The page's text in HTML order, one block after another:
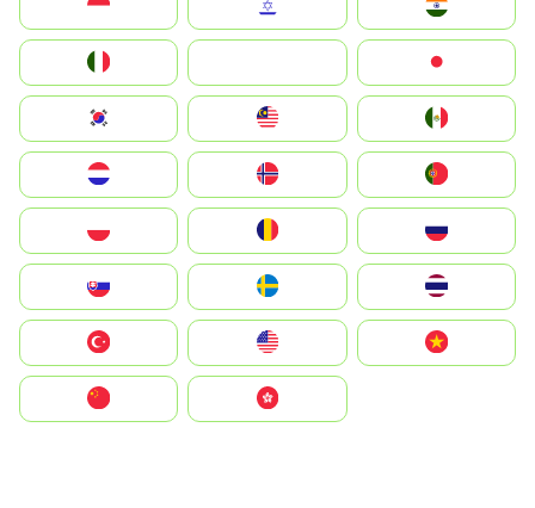
South Korea
United States
中國香港特別行政區